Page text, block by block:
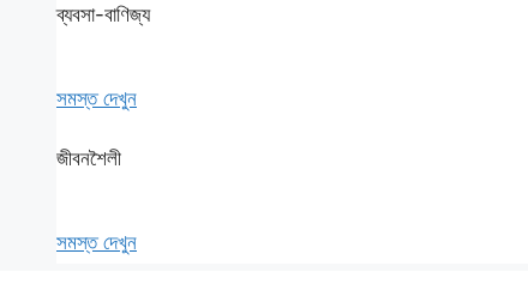
ব্যবসা-বাণিজ্য
সমস্ত দেখুন
জীবনশৈলী
সমস্ত দেখুন